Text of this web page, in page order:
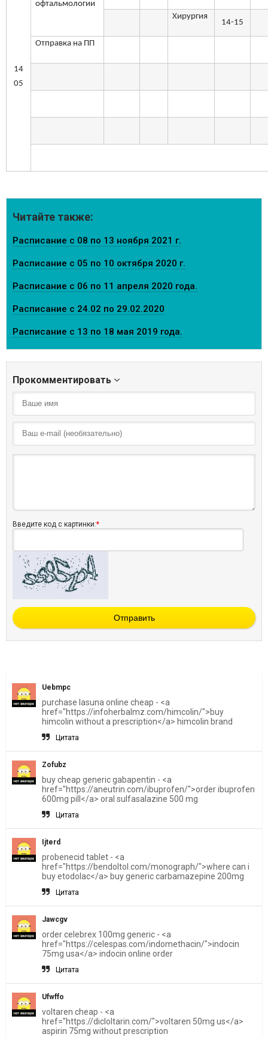
14
05
офтальмологии
Хирургия
14-15
Отправка на ПП
Читайте также:
Расписание с 08 по 13 ноября 2021 г.
Расписание с 05 по 10 октября 2020 г.
Расписание с 06 по 11 апреля 2020 года.
Расписание с 24.02 по 29.02.2020
Расписание с 13 по 18 мая 2019 года.
Прокомментировать
Введите код с картинки:*
Отправить
Uebmpc
purchase lasuna online cheap - <a
href="https://infoherbalmz.com/himcolin/">buy
himcolin without a prescription</a> himcolin brand
Цитата
Zofubz
buy cheap generic gabapentin - <a
href="https://aneutrin.com/ibuprofen/">order ibuprofen
600mg pill</a> oral sulfasalazine 500 mg
Цитата
Ijterd
probenecid tablet - <a
href="https://bendoltol.com/monograph/">where can i
buy etodolac</a> buy generic carbamazepine 200mg
Цитата
Jawcgv
order celebrex 100mg generic - <a
href="https://celespas.com/indomethacin/">indocin
75mg usa</a> indocin online order
Цитата
Ufwffo
voltaren cheap - <a
href="https://dicloltarin.com/">voltaren 50mg us</a>
aspirin 75mg without prescription